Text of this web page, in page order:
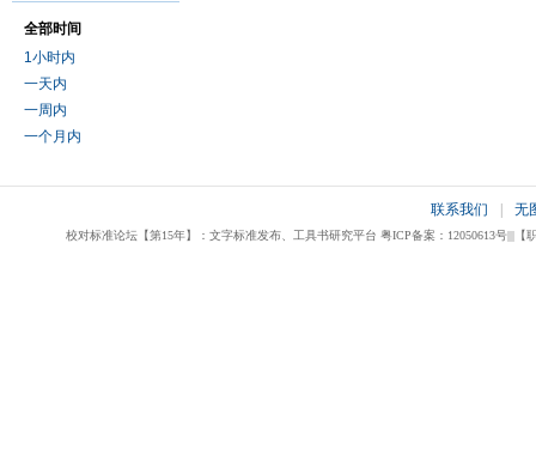
全部时间
1小时内
一天内
一周内
一个月内
联系我们 无
校对标准论坛【第15年】：文字标准发布、工具书研究平台 粤ICP备案：12050613号|||【